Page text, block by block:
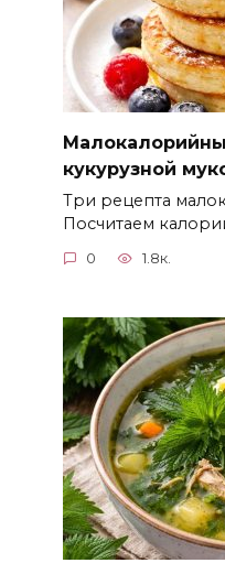
кукурузной
Три рецепта
Посчитаем
0 1.8к.